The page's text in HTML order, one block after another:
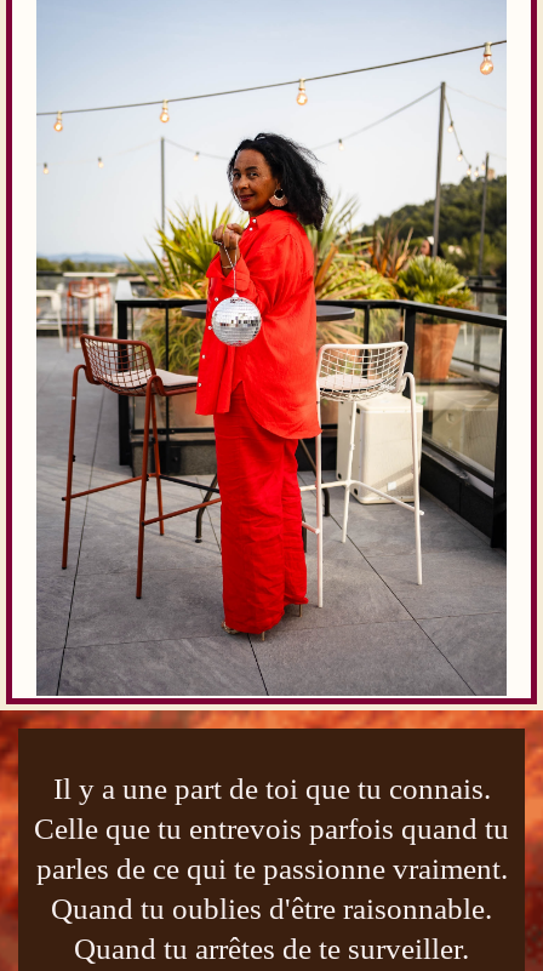
Il y a une part de toi que tu connais.
Celle que tu entrevois parfois quand tu
parles de ce qui te passionne vraiment.
Quand tu oublies d'être raisonnable.
Quand tu arrêtes de te surveiller.